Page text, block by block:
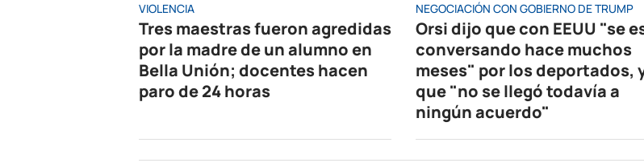
VIOLENCIA
Tres maestras fueron agredidas
por la madre de un alumno en
Bella Unión; docentes hacen
paro de 24 horas
NEGOCIACIÓN CON GOBIERNO DE TRUMP
Orsi dijo que con EEUU "se
conversando hace muchos
meses" por los deportados,
que "no se llegó todavía a
ningún acuerdo"